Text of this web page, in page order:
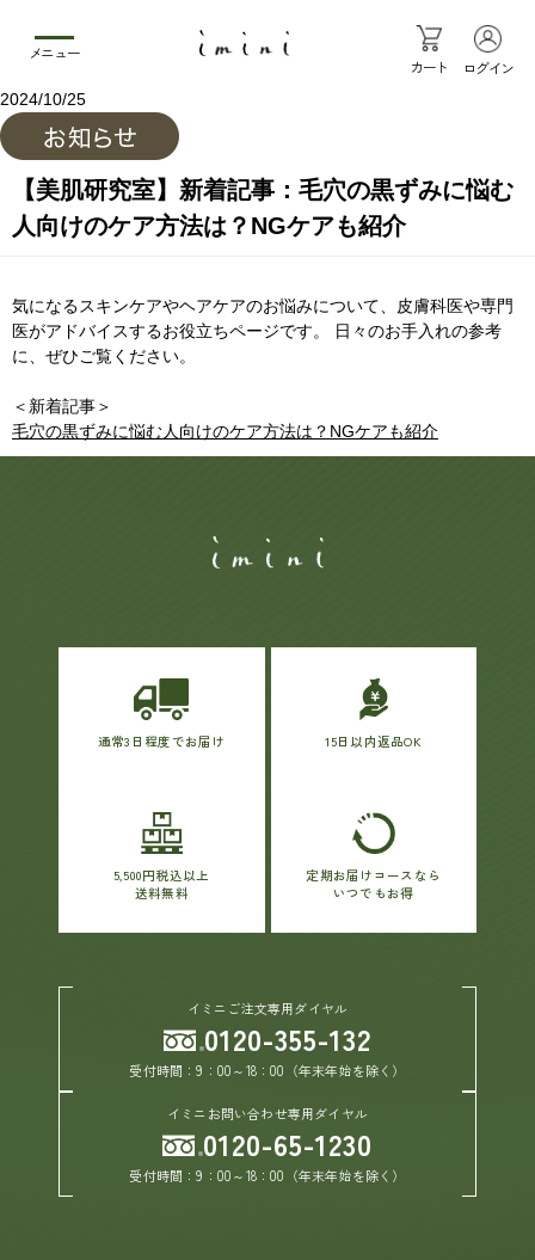
お買い物ガイド
メニュー
カート ログイン
2024/10/25
【美肌研究室】新着記事：毛穴の黒ずみに悩む
人向けのケア方法は？NGケアも紹介
気になるスキンケアやヘアケアのお悩みについて、皮膚科医や専門
医がアドバイスするお役立ちページです。 日々のお手入れの参考
に、ぜひご覧ください。
＜新着記事＞
毛穴の黒ずみに悩む人向けのケア方法は？NGケアも紹介
通常3日程度でお届け 15日以内返品OK
5,500円税込以上
送料無料
定期お届けコースなら
いつでもお得
イミニご注文専用ダイヤル
0120-355-132
受付時間：9：00～18：00（年末年始を除く）
イミニお問い合わせ専用ダイヤル
0120-65-1230
受付時間：9：00～18：00（年末年始を除く）